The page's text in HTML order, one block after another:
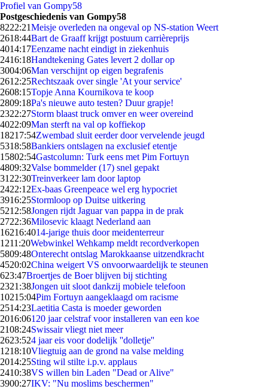
Profiel van Gompy58
Postgeschiedenis van Gompy58
8222:21Meisje overleden na ongeval op NS-station Weert
2618:44Bart de Graaff krijgt postuum carrièreprijs
4014:17Eenzame nacht eindigt in ziekenhuis
2416:18Handtekening Gates levert 2 dollar op
3004:06Man verschijnt op eigen begrafenis
2612:25Rechtszaak over single 'At your service'
2608:15Topje Anna Kournikova te koop
2809:18Pa's nieuwe auto testen? Duur grapje!
2322:27Storm blaast truck omver en weer overeind
4022:09Man sterft na val op koffiekop
18217:54Zwembad sluit eerder door vervelende jeugd
5318:58Bankiers ontslagen na exclusief etentje
15802:54Gastcolumn: Turk eens met Pim Fortuyn
4809:32Valse bommelder (17) snel gepakt
31 22:30Treinverkeer lam door laptop
2422:12Ex-baas Greenpeace wel erg hypocriet
3916:25Stormloop op Duitse uitkering
5212:58Jongen rijdt Jaguar van pappa in de prak
2722:36Milosevic klaagt Nederland aan
16216:4014-jarige thuis door meidenterreur
1211:20Webwinkel Wehkamp meldt recordverkopen
5809:48Onterecht ontslag Marokkaanse uitzendkracht
4520:02China weigert VS onvoorwaardelijk te steunen
623:47Broertjes de Boer blijven bij stichting
2321:38Jongen uit sloot dankzij mobiele telefoon
10215:04Pim Fortuyn aangeklaagd om racisme
2514:23Laetitia Casta is moeder geworden
2016:06120 jaar celstraf voor installeren van een koe
2108:24Swissair vliegt niet meer
2623:524 jaar eis voor dodelijk ''dolletje''
1218:10Vliegtuig aan de grond na valse melding
2014:25Sting wil stilte i.p.v. applaus
2410:38VS willen bin Laden "Dead or Alive"
3900:27IKV: "Nu moslims beschermen"